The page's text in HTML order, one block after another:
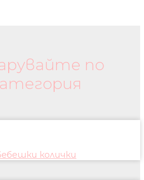
по
колички